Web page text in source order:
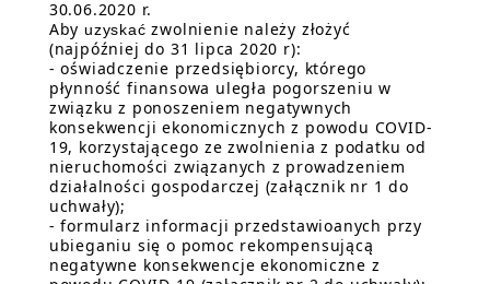
30.06.2020 r.
Aby uzyskaćzwolnienie należy złożyć
(najpóźniej do 31 lipca 2020 r):
- oświadczenie przedsiębiorcy, którego
płynność finansowa uległa pogorszeniu w
związku z ponoszeniem negatywnych
konsekwencji ekonomicznych z powodu COVID-
19, korzystającego ze zwolnienia z podatku od
nieruchomości związanych z prowadzeniem
działalności gospodarczej (załącznik nr 1 do
uchwały);
- formularz informacji przedstawioanych przy
ubieganiu się o pomoc rekompensującą
negatywne konsekwencje ekonomiczne z